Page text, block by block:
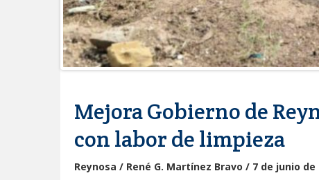
Tamaulipas sigue impulsando una
DIRECCIÓN DE DESARROLLO
REAPERTURA DE LA
Impulsa STPS ferias del empleo
Mejora Gobierno de
con labor de limpieza
Reynosa / René G. Martínez Bravo / 7 de junio de